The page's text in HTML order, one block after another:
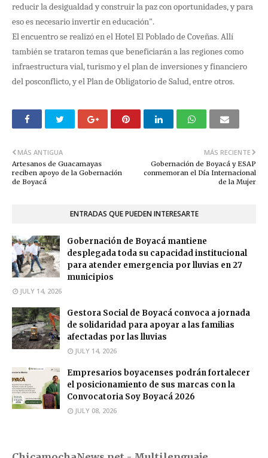
reducir la desigualdad y construir la paz con oportunidades, y para
eso es necesario invertir en educación".
El encuentro se realizó en el Hotel El Poblado de Coveñas. Allí
también se trataron temas que beneficiarán a las regiones como
infraestructura vial, turismo y el plan de inversiones y financiero
del posconflicto, y el Plan de Obligatorio de Salud, entre otros.
MÁS RECIENTE
Gobernación de Boyacá y ESAP
conmemoran el Día Internacional
de la Mujer
MÁS ANTIGUA
Artesanos de Guacamayas
reciben apoyo de la Gobernación
de Boyacá
ENTRADAS QUE PUEDEN INTERESARTE
Gobernación de Boyacá mantiene
desplegada toda su capacidad institucional
para atender emergencia por lluvias en 27
municipios
JULY 14, 2026
Gestora Social de Boyacá convoca a jornada
de solidaridad para apoyar a las familias
afectadas por las lluvias
JULY 14, 2026
Empresarios boyacenses podrán fortalecer
el posicionamiento de sus marcas con la
Convocatoria Soy Boyacá 2026
JULY 08, 2026